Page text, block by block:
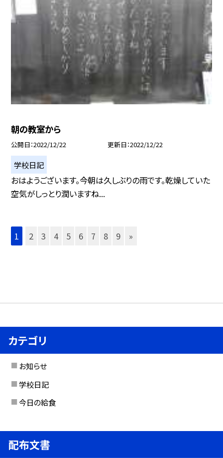
朝の教室から
公開日 2022/12/22 更新日 2022/12/22
学校日記
おはようございます。今朝は久しぶりの雨です。乾燥していた
空気がしっとり潤いますね...
1 2 3 4 5 6 7 8 9 »
カテゴリ
お知らせ
学校日記
今日の給食
配布文書